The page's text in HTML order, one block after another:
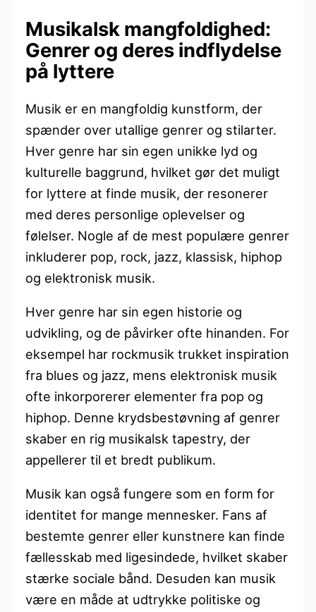
Musikalsk mangfoldighed:
Genrer og deres indflydelse
på lyttere
Musik er en mangfoldig kunstform, der
spænder over utallige genrer og stilarter.
Hver genre har sin egen unikke lyd og
kulturelle baggrund, hvilket gør det muligt
for lyttere at finde musik, der resonerer
med deres personlige oplevelser og
følelser. Nogle af de mest populære genrer
inkluderer pop, rock, jazz, klassisk, hiphop
og elektronisk musik.
Hver genre har sin egen historie og
udvikling, og de påvirker ofte hinanden. For
eksempel har rockmusik trukket inspiration
fra blues og jazz, mens elektronisk musik
ofte inkorporerer elementer fra pop og
hiphop. Denne krydsbestøvning af genrer
skaber en rig musikalsk tapestry, der
appellerer til et bredt publikum.
Musik kan også fungere som en form for
identitet for mange mennesker. Fans af
bestemte genrer eller kunstnere kan finde
fællesskab med ligesindede, hvilket skaber
stærke sociale bånd. Desuden kan musik
være en måde at udtrykke politiske og